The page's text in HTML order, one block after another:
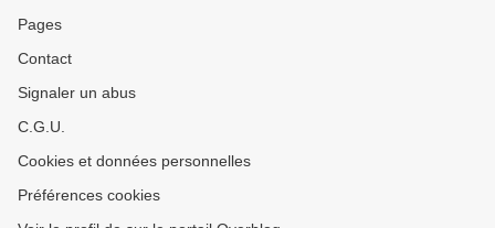
Pages
Contact
Signaler un abus
C.G.U.
Cookies et données personnelles
Préférences cookies